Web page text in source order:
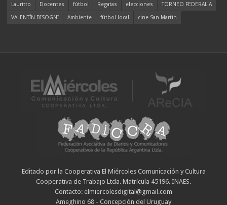
Lauritto
Docentes fútbol Regatas elecciones
TORNEO FEDERAL A
VALENTÍN BISOGNI
Ambiente fútbol local cine San Martín
Editado por la Cooperativa El Miércoles Comunicación y Cultura
Cooperativa de Trabajo Ltda. Matrícula 45196. INAES.
Contacto: elmiercolesdigital@gmail.com
Ameghino 68 - Concepción del Uruguay